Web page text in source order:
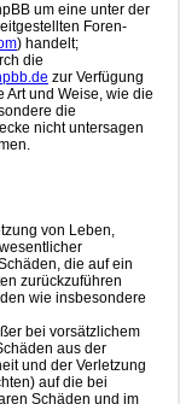
um eine unter der
Foren-
) handelt;
die
zur Verfügung
Art und Weise, wie die
die
nicht untersagen
von Leben,
die auf ein
zurückzuführen
wie insbesondere
bei vorsätzlichem
aus der
und der Verletzung
auf die bei
Schäden und im